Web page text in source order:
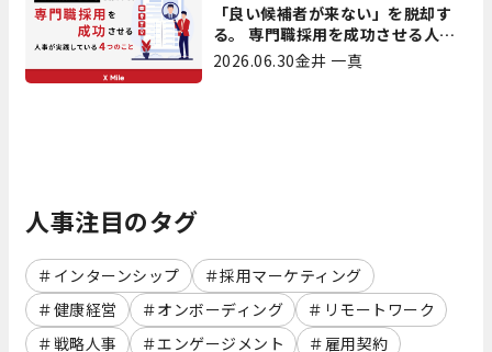
「良い候補者が来ない」を脱却す
る。 専門職採用を成功させる人事
が実践している4つのこと
2026.06.30金井 一真
人事注目のタグ
インターンシップ
採用マーケティング
健康経営
オンボーディング
リモートワーク
戦略人事
エンゲージメント 雇用契約